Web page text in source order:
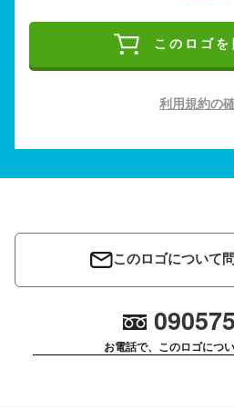
このロゴを
利用規約の
このロゴについて
お電話で、このロゴにつ